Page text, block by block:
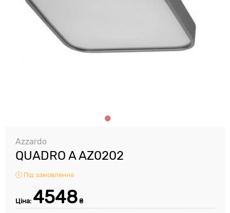
Azzardo
QUADRO A AZ0202
Під замовлення
Ціна: 4548 ₴